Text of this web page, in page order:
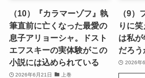
マルクスは宗教的な現象か
おすすめマルクス・エンゲルス
マルクス・エンゲルス著作と関
（10）『カラマーゾフ』執
筆直前に亡くなった最愛の
息子アリョーシャ。ドスト
エフスキーの実体験がこの
小説には込められている
2026年6月21日 上巻
（9）
りに
は私
だろう
2026年